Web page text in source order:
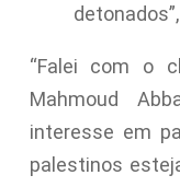
“Falei com o
Mahmoud
interesse em
palestinos